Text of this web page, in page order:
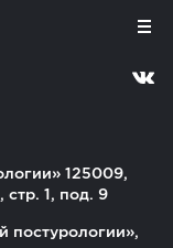
125009,
стр. 1, под. 9